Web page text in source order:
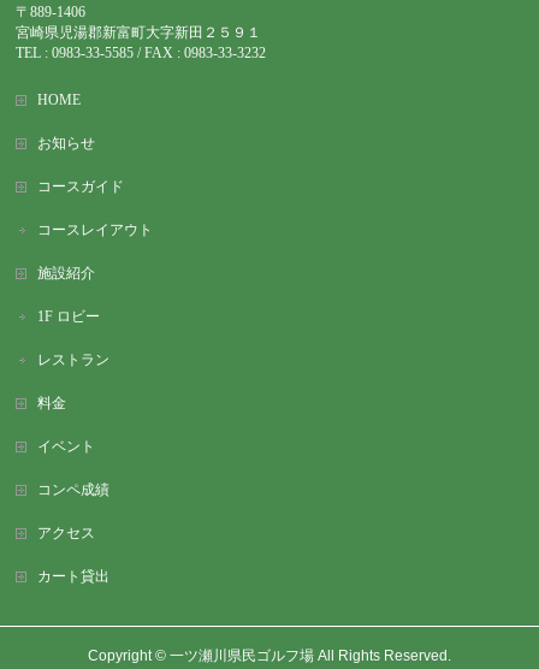
〒889-1406
宮崎県児湯郡新富町大字新田２５９１
TEL : 0983-33-5585 / FAX : 0983-33-3232
HOME
お知らせ
コースガイド
コースレイアウト
施設紹介
1F ロビー
レストラン
料金
イベント
コンペ成績
アクセス
カート貸出
Copyright © 一ツ瀬川県民ゴルフ場All Rights Reserved.